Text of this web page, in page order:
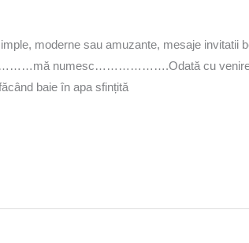
moderne sau amuzante, mesaje invitatii
numesc……………….Odată cu venirea
baie în apa sfințită